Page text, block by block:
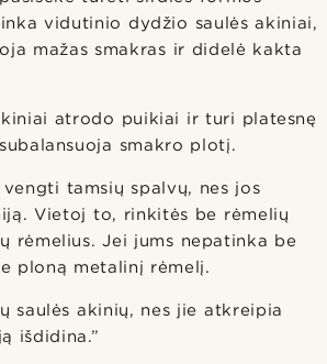
vidutinio dydžio saulės akiniai,
mažas smakras ir didelė kakta
atrodo puikiai ir turi platesnę
smakro plotį.
tamsių spalvų, nes jos
Vietoj to, rinkitės be rėmelių
rėmelius. Jei jums nepatinka be
ploną metalinį rėmelį.
saulės akinių, nes jie atkreipia
išdidina.”